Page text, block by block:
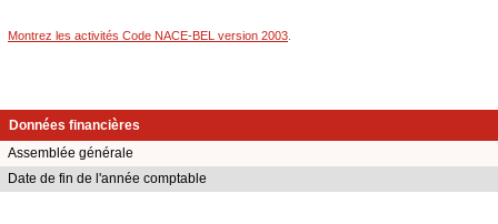
Montrez les activités Code NACE-BEL version 2003
Données financières
Assemblée générale
Date de fin de l'année comptable